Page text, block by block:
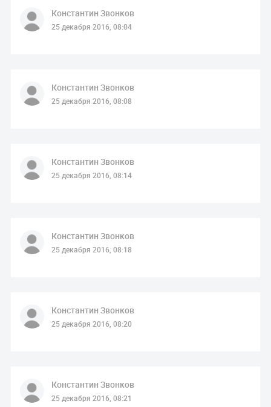
Константин Звонков
25 декабря 2016, 08:04
Константин Звонков
25 декабря 2016, 08:08
Константин Звонков
25 декабря 2016, 08:14
Константин Звонков
25 декабря 2016, 08:18
Константин Звонков
25 декабря 2016, 08:20
Константин Звонков
25 декабря 2016, 08:21